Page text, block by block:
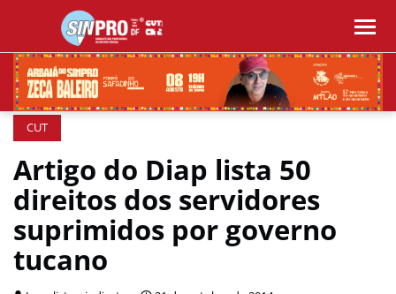
CUT
Artigo do Diap lista 50
direitos dos servidores
suprimidos por governo
tucano